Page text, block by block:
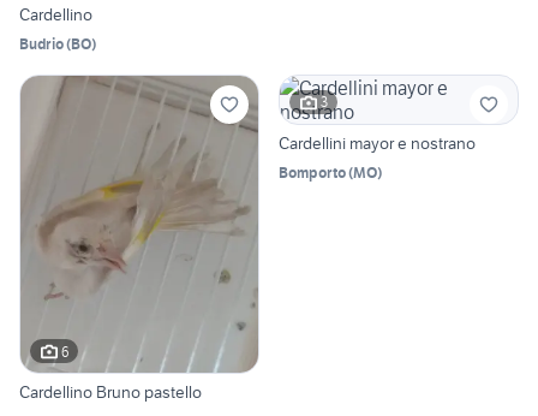
Cardellino
Budrio(BO)
6
Cardellino Bruno pastello
3
Cardellini mayor e nostrano
Bomporto(MO)